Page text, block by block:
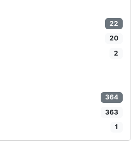
22
20
2
364
363
1